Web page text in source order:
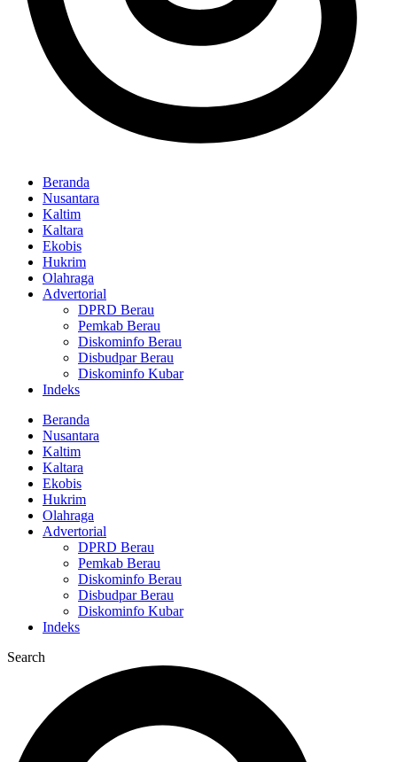
Beranda
Nusantara
Kaltim
Kaltara
Ekobis
Hukrim
Olahraga
Advertorial
DPRD Berau
Pemkab Berau
Diskominfo Berau
Disbudpar Berau
Diskominfo Kubar
Indeks
Beranda
Nusantara
Kaltim
Kaltara
Ekobis
Hukrim
Olahraga
Advertorial
DPRD Berau
Pemkab Berau
Diskominfo Berau
Disbudpar Berau
Diskominfo Kubar
Indeks
Search